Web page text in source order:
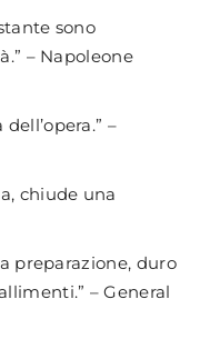
sono
– Napoleone
–
chiude una
preparazione, duro
– General